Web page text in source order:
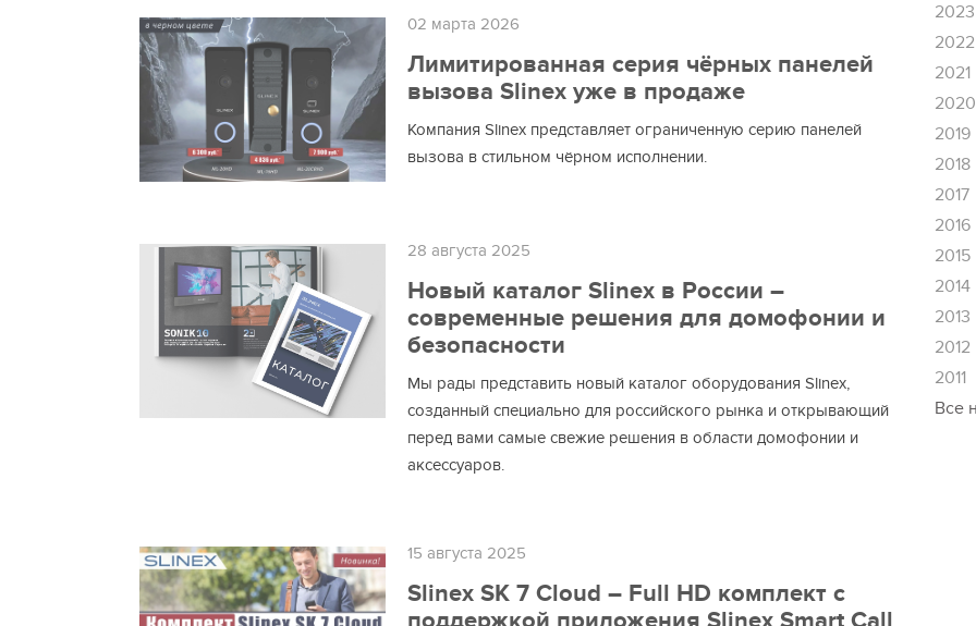
02 марта 2026
Лимитированная серия чёрных панелей
вызова Slinex уже в продаже
Компания Slinex представляет ограниченную серию панелей
вызова в стильном чёрном исполнении.
28 августа 2025
Новый каталог Slinex в России –
современные решения для домофонии и
безопасности
Мы рады представить новый каталог оборудования Slinex,
созданный специально для российского рынка и открывающий
перед вами самые свежие решения в области домофонии и
аксессуаров.
15 августа 2025
Slinex SK 7 Cloud – Full HD комплект с
2023
2022
2021
2020
2019
2018
2017
2016
2015
2014
2013
2012
2011
Все